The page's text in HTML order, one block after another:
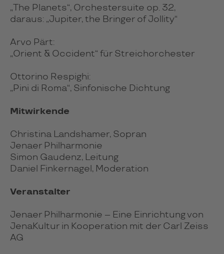
„The Planets“, Orchestersuite op. 32,
daraus: „Jupiter, the Bringer of Jollity“
Arvo Pärt:
„Orient & Occident“ für Streichorchester
Ottorino Respighi:
„Pini di Roma“, Sinfonische Dichtung
Mitwirkende
Christina Landshamer, Sopran
Jenaer Philharmonie
Simon Gaudenz, Leitung
Daniel Finkernagel, Moderation
Veranstalter
Jenaer Philharmonie – Eine Einrichtung von
JenaKultur in Kooperation mit der Carl Zeiss
AG